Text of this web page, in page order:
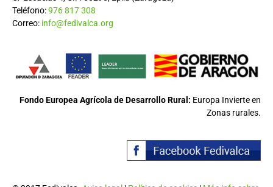
Teléfono:976 817 308
Correo: info@fedivalca.org
Fondo Europea Agrícola de Desarrollo Rural: Europa Invierte en
Zonas rurales.